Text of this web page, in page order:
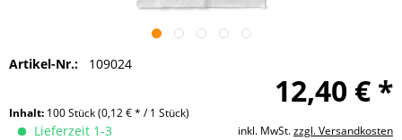
Artikel-Nr.: 109024
12,40 € *
Inhalt: 100 Stück(0,12 € * / 1 Stück)
inkl. MwSt.zzgl. Versandkosten
Lieferzeit 1-3